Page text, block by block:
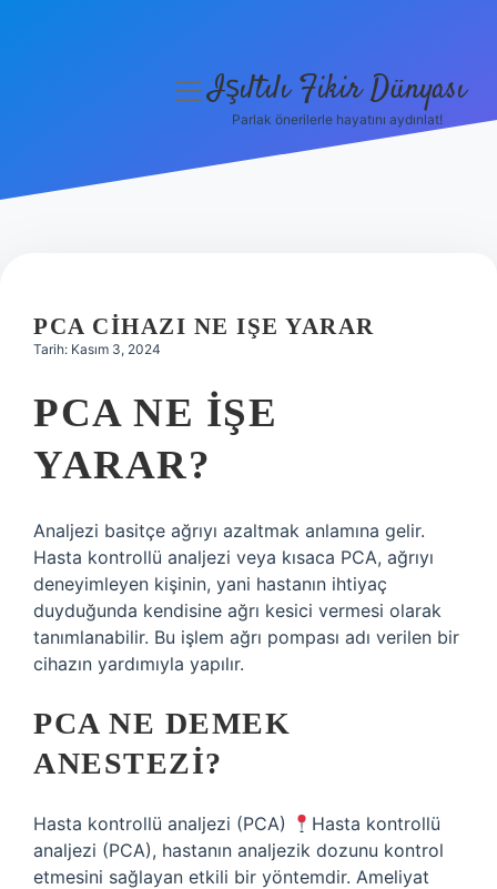
menüyüIşıltılı Fikir Dünyası
Parlak önerilerle hayatını aydınlat!
PCA CIHAZI NE IŞE YARAR
Tarih: Kasım 3, 2024
PCA NE IŞE
YARAR?
Analjezi basitçe ağrıyı azaltmak anlamına gelir.
Hasta kontrollü analjezi veya kısaca PCA, ağrıyı
deneyimleyen kişinin, yani hastanın ihtiyaç
duyduğunda kendisine ağrı kesici vermesi olarak
tanımlanabilir. Bu işlem ağrı pompası adı verilen bir
cihazın yardımıyla yapılır.
PCA NE DEMEK
ANESTEZI?
Hasta kontrollü analjezi (PCA)
Hasta kontrollü
analjezi (PCA), hastanın analjezik dozunu kontrol
etmesini sağlayan etkili bir yöntemdir. Ameliyat